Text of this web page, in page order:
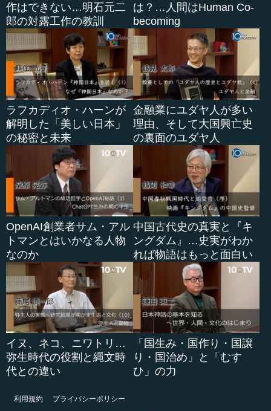
作はできない…明石元二
郎の対露工作の教訓
は？…人間はHuman Co-
becoming
ラフカディオ・ハーンが
解明した「美しい日本」
の秘密と未来
金融業にユダヤ人が多い
理由、そして大国興亡史
の裏面のユダヤ人
OpenAI創業者サム・アル
トマンとはいかなる人物
なのか
中国古代史の真実と『キ
ングダム』…史実がわか
れば物語はもっと面白い
イヌ、ネコ、ニワトリ…
弥生時代の役割と縄文時
代との違い
「国生み・国作り・国譲
り・国治め」と「むす
ひ」の力
利用規約
プライバシーポリシー